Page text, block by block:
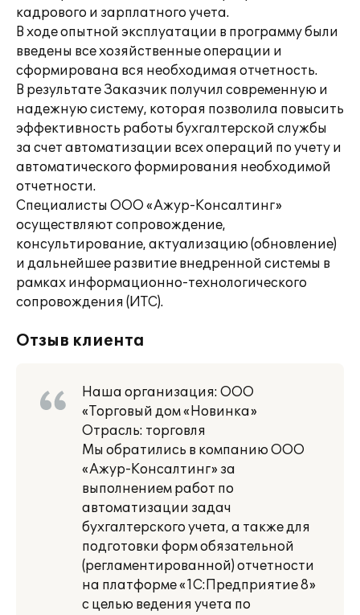
кадрового и зарплатного учета.
В ходе опытной эксплуатации в программу были
введены все хозяйственные операции и
сформирована вся необходимая отчетность.
В результате Заказчик получил современную и
надежную систему, которая позволила повысить
эффективность работы бухгалтерской службы
за счет автоматизации всех операций по учету и
автоматического формирования необходимой
отчетности.
Специалисты ООО «Ажур-Консалтинг»
осуществляют сопровождение,
консультирование, актуализацию (обновление)
и дальнейшее развитие внедренной системы в
рамках информационно-технологического
сопровождения (ИТС).
Отзыв клиента
Наша организация: ООО
«Торговый дом «Новинка»
Отрасль: торговля
Мы обратились в компанию ООО
«Ажур-Консалтинг» за
выполнением работ по
автоматизации задач
бухгалтерского учета, а также для
подготовки форм обязательной
(регламентированной) отчетности
на платформе «1С:Предприятие 8»
с целью ведения учета по